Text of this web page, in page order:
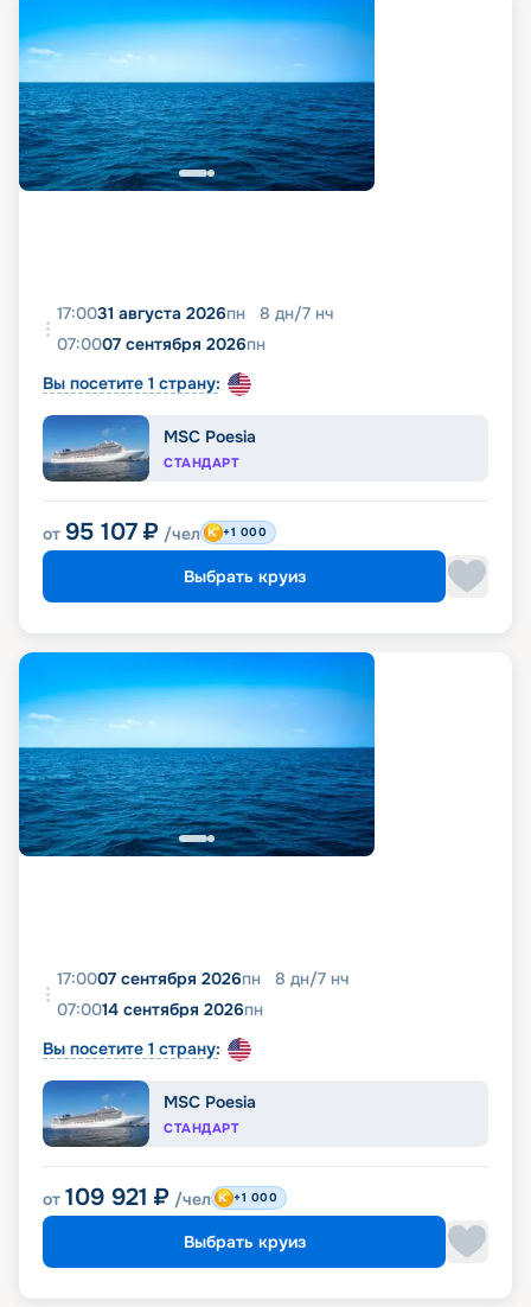
17:0031 августа 2026пн 8 дн/7 нч
07:0007 сентября 2026пн
Вы посетите 1 страну:
MSC Poesia
СТАНДАРТ
от 95 107 ₽ /чел +1 000
Выбрать круиз
17:0007 сентября 2026пн 8 дн/7 нч
07:0014 сентября 2026пн
Вы посетите 1 страну:
MSC Poesia
СТАНДАРТ
от 109 921 ₽ /чел +1 000
Выбрать круиз